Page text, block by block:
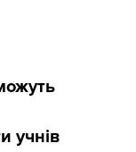
учнів